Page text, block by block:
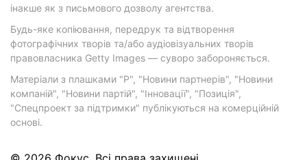
інакше як з письмового дозволу агентства.
Будь-яке копіювання, передрук та відтворення
фотографічних творів та/або аудіовізуальних творів
правовласника Getty Images — суворо забороняється.
Матеріали з плашками "Р", "Новини партнерів", "Новини
компаній", "Новини партій", "Інновації", "Позиція",
"Спецпроект за підтримки" публікуються на комерційній
основі.